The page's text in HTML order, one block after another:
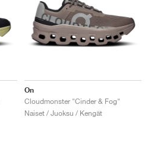
On
Cloudmonster "Cinder & Fog"
Naiset / Juoksu / Kengät